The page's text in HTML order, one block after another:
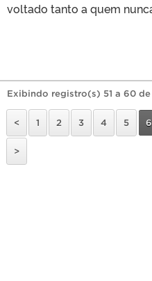
voltado tanto a quem
Exibindo registro(s) 51 a 60
< 1 2 3 4 5 6
>